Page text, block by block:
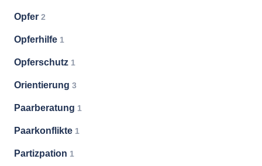
Opfer 2
Opferhilfe 1
Opferschutz 1
Orientierung 3
Paarberatung 1
Paarkonflikte 1
Partizpation 1